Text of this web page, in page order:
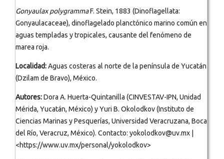
Gonyaulax polygrammaF. Stein, 1883 (Dinoflagellata:
Gonyaulacaceae), dinoflagelado planctónico marino común en
aguas templadas y tropicales, causante del fenómeno de
marea roja.
Localidad:Aguas costeras al norte de la península de Yucatán
(Dzilam de Bravo), México.
Autores:Dora A. Huerta-Quintanilla (CINVESTAV-IPN, Unidad
Mérida, Yucatán, México) y Yuri B. Okolodkov (Instituto de
Ciencias Marinas y Pesquerías, Universidad Veracruzana, Boca
del Río, Veracruz, México). Contacto: yokolodkov@uv.mx |
<https://www.uv.mx/personal/yokolodkov>